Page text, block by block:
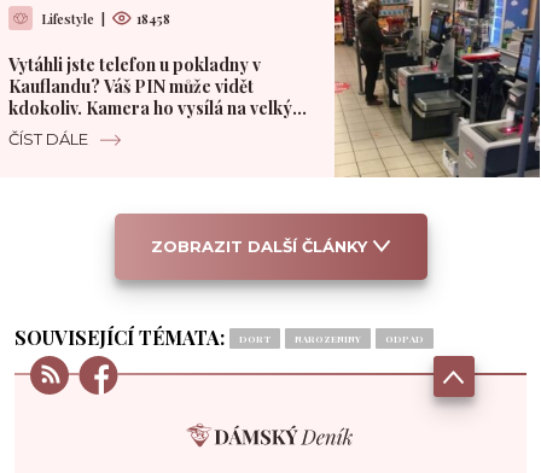
Lifestyle | 18458
Vytáhli jste telefon u pokladny v
Kauflandu? Váš PIN může vidět
kdokoliv. Kamera ho vysílá na velký
monitor
ČÍST DÁLE
ZOBRAZIT DALŠÍ ČLÁNKY
SOUVISEJÍCÍ TÉMATA: DORT NAROZENINY ODPAD